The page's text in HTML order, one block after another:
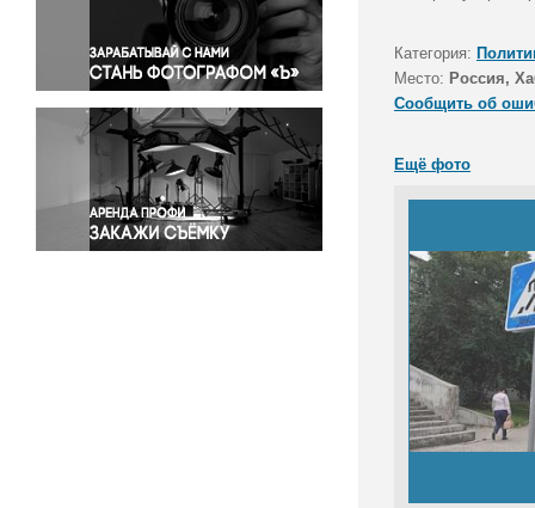
Правосудие
Происшествия и конфликты
Религия
Светская жизнь
Спорт
Экология
Экономика и бизнес
Категория:
Место: Россия,
Сообщить об
Ещё фото